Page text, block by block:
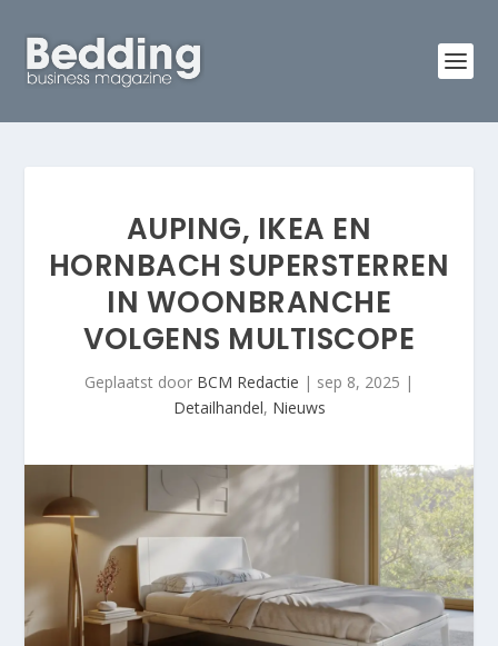
AUPING, IKEA EN
HORNBACH SUPERSTERREN
IN WOONBRANCHE
VOLGENS MULTISCOPE
Geplaatst door BCM Redactie | sep 8, 2025 |
Detailhandel, Nieuws